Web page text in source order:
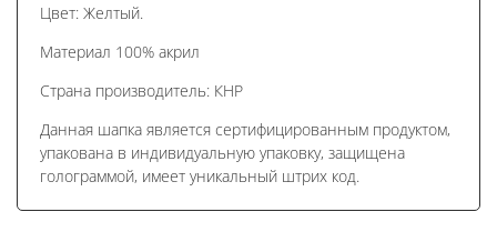
Цвет: Желтый.
Материал 100% акрил
Страна производитель: КНР
Данная шапка является сертифицированным продуктом,
упакована в индивидуальную упаковку, защищена
голограммой, имеет уникальный штрих код.